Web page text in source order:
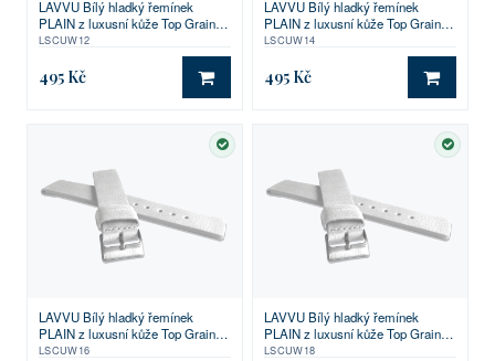
LAVVU Bílý hladký řemínek
PLAIN z luxusní kůže Top Grain -
12
LSCUW12
495 Kč DO KOŠÍKU
LAVVU Bílý hladký řemínek
PLAIN z luxusní kůže Top Grain -
14
LSCUW14
495 Kč DO
SKLADEM
LAVVU Bílý hladký řemínek
PLAIN z luxusní kůže Top Grain -
16
LSCUW16
LAVVU Bílý hladký řemínek
PLAIN z luxusní kůže Top Grain -
18
LSCUW18